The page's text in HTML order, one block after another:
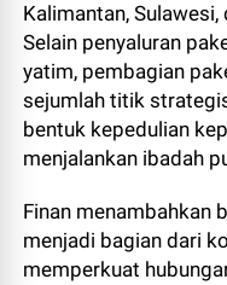
Kalimantan,
Selain penyaluran
yatim, pembagian
sejumlah titik
bentuk kepedulian
menjalankan ibadah
Finan menambahkan
menjadi bagian dari
memperkuat